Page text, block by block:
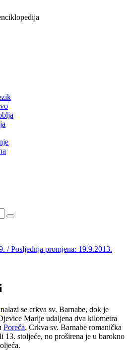
/ Posljednja promjena: 19.9.2013.
nalazi se crkva sv. Barnabe, dok je
Marije udaljena dva kilometra
Poreča. Crkva sv. Barnabe romanička
13. stoljeće, no proširena je u barokno